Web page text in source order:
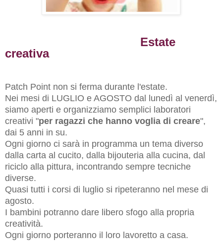
Estate
creativa
Patch Point non si ferma durante l'estate.
Nei mesi di LUGLIO e AGOSTO dal lunedì al venerdì,
siamo aperti e organizziamo semplici laboratori
creativi "per ragazzi che hanno voglia di creare",
dai 5 anni in su.
Ogni giorno ci sarà in programma un tema diverso
dalla carta al cucito, dalla bijouteria alla cucina, dal
riciclo alla pittura, incontrando sempre tecniche
diverse.
Quasi tutti i corsi di luglio si ripeteranno nel mese di
agosto.
I bambini potranno dare libero sfogo alla propria
creatività.
Ogni giorno porteranno il loro lavoretto a casa.